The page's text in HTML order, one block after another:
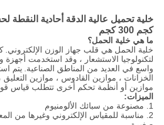
كجم 300 كجم
ما هي خلية الحمل؟
خلية الحمل هي قلب جهاز الوزن الإلكتروني.
لتكنولوجيا الاستشعار ، وقد استخدمت أجهزة
واسع في العديد من المناطق الصناعية. يتم
الخزانات ، موازين القادوس ، موازين
موازين أو أنظمة تحكم أخرى تتطلب قياس
الميزات:
1. مصنوعة من سبائك الألومنيوم
2. مناسبة للمقياس الإلكتروني وغيرها من